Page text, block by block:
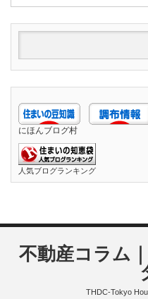
にほんブログ村
人気ブログランキング
不動産コラム
THDC-Tokyo